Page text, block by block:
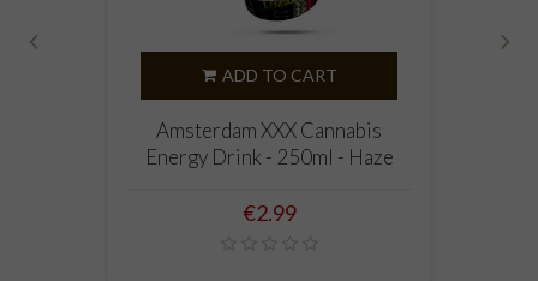
ADD TO CART
Amsterdam XXX Cannabis
Energy Drink - 250ml - Haze
Price
€2.99